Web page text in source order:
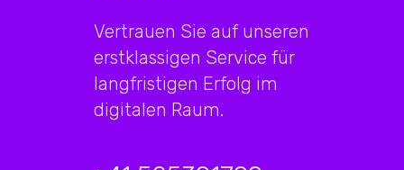
Vertrauen Sie auf unseren
erstklassigen Service für
langfristigen Erfolg im
digitalen Raum.